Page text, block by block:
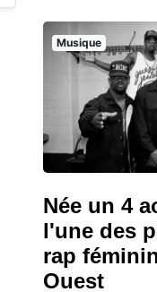
Musique
Née un 4
l'une des
rap
Ouest